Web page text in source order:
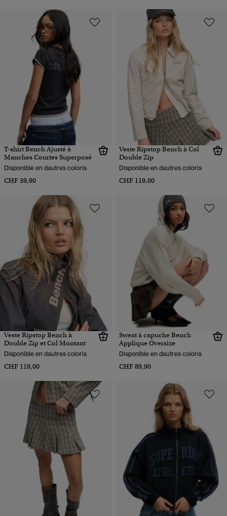
T-shirt Bench Ajusté à
Manches Courtes Superposé
Disponible en dautres coloris
CHF 39,90
Veste Ripstop Bench à Col
Double Zip
Disponible en dautres coloris
CHF 119,00
Veste Ripstop Bench à
Double Zip et Col Montant
Disponible en dautres coloris
CHF 119,00
Sweat à capuche Bench
Applique Oversize
Disponible en dautres coloris
CHF 89,90